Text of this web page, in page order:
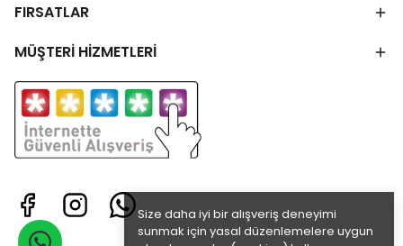
Size daha iyi bir alışveriş deneyimi
sunmak için yasal düzenlemelere uygun
FIRSATLAR
MÜŞTERİ HİZMETLERİ